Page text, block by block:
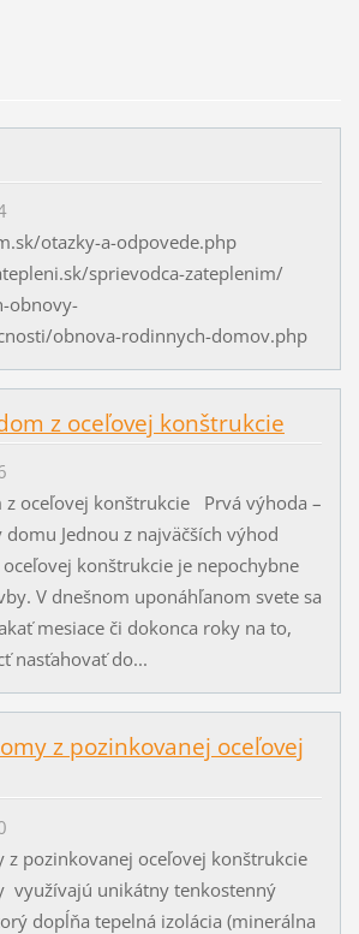
otazky-a-odpovede.php
sprievodca-zateplenim/
obnovy-
obnova-rodinnych-domov.php
z oceľovej konštrukcie
z oceľovej konštrukcie Prvá výhoda –
Jednou z najväčších výhod
konštrukcie je nepochybne
V dnešnom uponáhľanom svete sa
mesiace či dokonca roky na to,
nasťahovať do...
z pozinkovanej oceľovej
z pozinkovanej oceľovej konštrukcie
využívajú unikátny tenkostenný
dopĺňa tepelná izolácia (minerálna